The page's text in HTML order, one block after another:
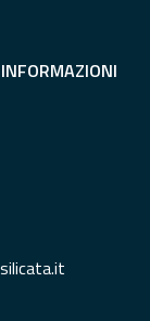
INFORMAZIONI